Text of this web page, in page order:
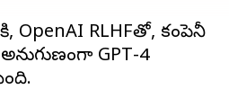
OpenAI RLHFతో, కంపెనీ
GPT-4